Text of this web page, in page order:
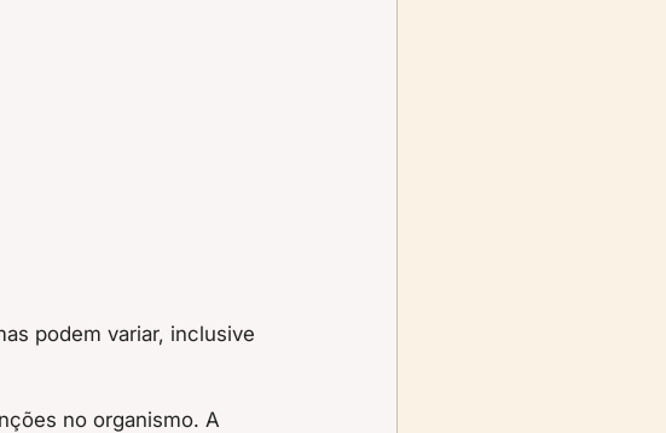
podem variar, inclusive
no organismo. A